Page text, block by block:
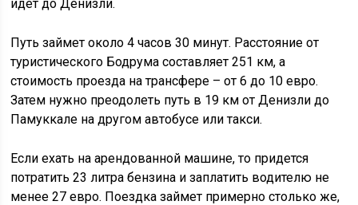
идет до Денизли.
Путь займет около 4 часов 30 минут. Расстояние от
туристического Бодрума составляет 251 км, а
стоимость проезда на трансфере – от 6 до 10 евро.
Затем нужно преодолеть путь в 19 км от Денизли до
Памуккале на другом автобусе или такси.
Если ехать на арендованной машине, то придется
потратить 23 литра бензина и заплатить водителю не
менее 27 евро. Поездка займет примерно столько же,